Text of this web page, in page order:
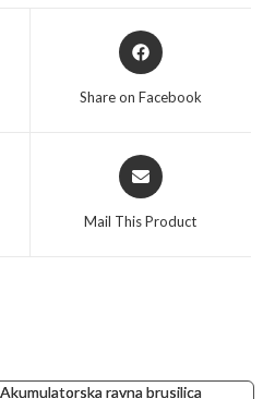
Opens
in
Share on Facebook
Opens
in
Mail This Product